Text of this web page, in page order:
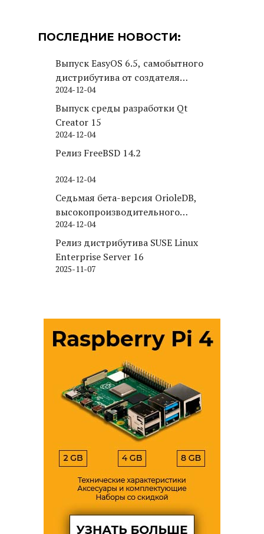
ПОСЛЕДНИЕ НОВОСТИ:
Выпуск EasyOS 6.5, самобытного
дистрибутива от создателя
Puppy Linux
2024-12-04
Выпуск среды разработки Qt
Creator 15
2024-12-04
Релиз FreeBSD 14.2
2024-12-04
Седьмая бета-версия OrioleDB,
высокопроизводительного
движка хранения для PostgreSQL
2024-12-04
Релиз дистрибутива SUSE Linux
Enterprise Server 16
2025-11-07